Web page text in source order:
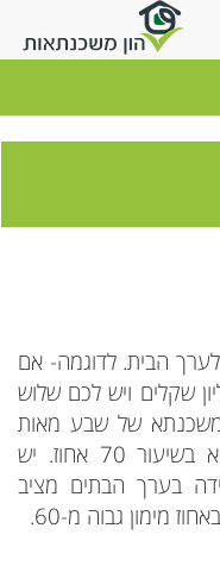
הבית. לדוגמה- אם
שקלים ויש לכם שלוש
של שבע מאות
אלף שקלים, לכן המימון שלכם הוא בשיעור 70 אחוז. יש
בערך הבתים מציב
מימון גבוה מ-60.